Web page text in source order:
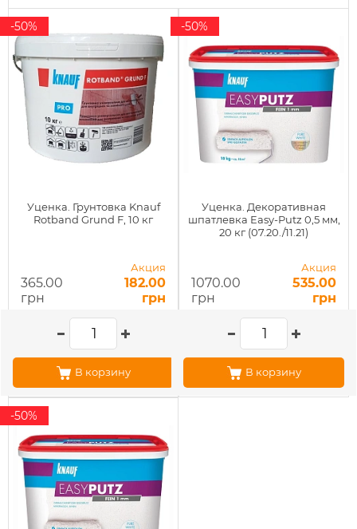
Уценка. Грунтовка Knauf
Rotband Grund F, 10 кг
-50%
365.00
грн
Акция
182.00
грн
В корзину
Уценка. Декоративная
шпатлевка Easy-Putz 0,5 мм,
20 кг (07.20./11.21)
-50%
1070.00
грн
Акция
535.00
грн
В корзину
-50%